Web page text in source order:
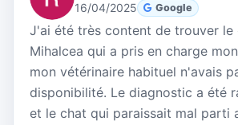
16/04/2025 Google
J'ai été très content de trouver le
Mihalcea qui a pris en charge
mon vétérinaire habituel n'avais
disponibilité. Le diagnostic a été
et le chat qui paraissait mal parti